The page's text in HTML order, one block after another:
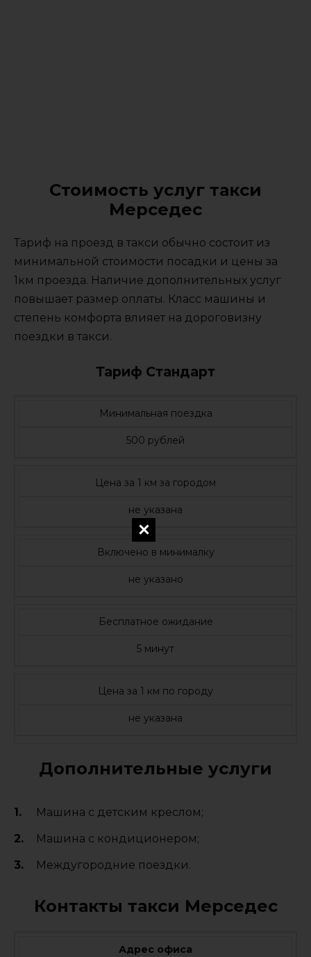
Стоимость услуг такси
Мерседес
Тариф на проезд в такси обычно состоит из
минимальной стоимости посадки и цены за
1км проезда. Наличие дополнительных услуг
повышает размер оплаты. Класс машины и
степень комфорта влияет на дороговизну
поездки в такси.
Тариф Стандарт
Минимальная поездка
500 рублей
Цена за 1 км за городом
не указана
Включено в минималку
не указано
Бесплатное ожидание
5 минут
Цена за 1 км по городу
не указана
Дополнительные услуги
Машина с детским креслом;
Машина с кондиционером;
Междугородние поездки.
Контакты такси Мерседес
Адрес офиса